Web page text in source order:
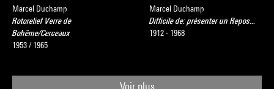
Marcel Duchamp
Rotorelief Verre de
Bohême/Cerceaux
1953 / 1965
Marcel Duchamp
Difficile de: présenter un Repos...
1912 - 1968
Voir plus